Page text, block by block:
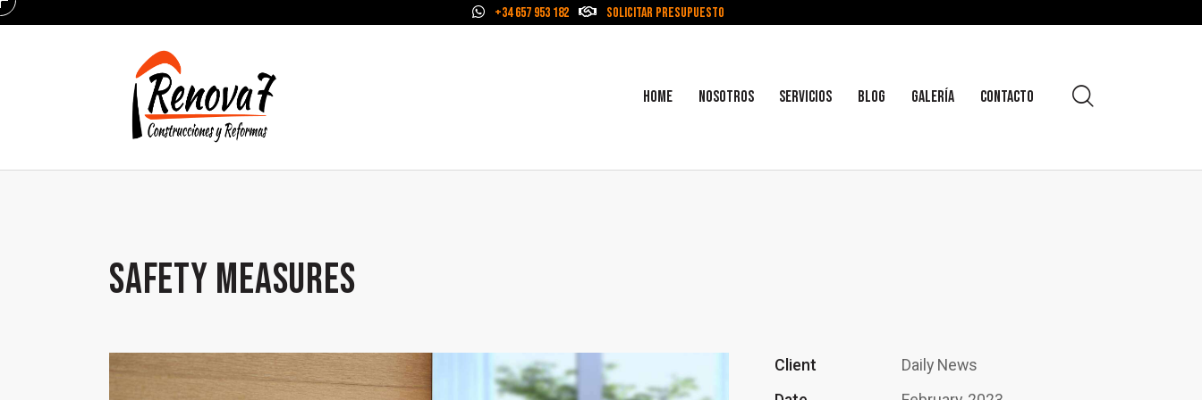
+34 657 953 182 Solicitar Presupuesto
HOME NOSOTROS SERVICIOS BLOG GALERÍA CONTACTO
SAFETY MEASURES
Client
Daily News